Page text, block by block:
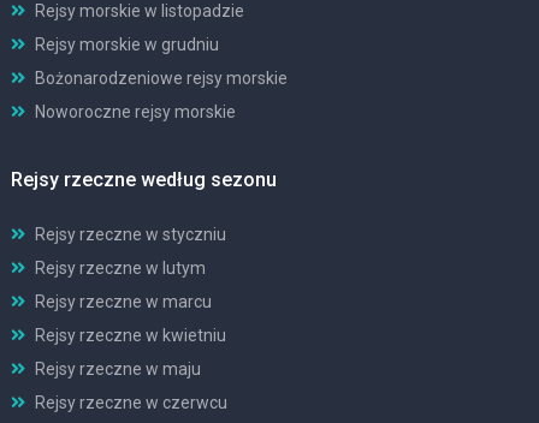
Rejsy morskie w listopadzie
Rejsy morskie w grudniu
Bożonarodzeniowe rejsy morskie
Noworoczne rejsy morskie
Rejsy rzeczne według sezonu
Rejsy rzeczne w styczniu
Rejsy rzeczne w lutym
Rejsy rzeczne w marcu
Rejsy rzeczne w kwietniu
Rejsy rzeczne w maju
Rejsy rzeczne w czerwcu